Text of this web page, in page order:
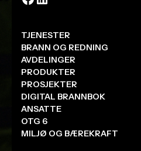
signerer.
TJENESTER
BRANN OG REDNING
AVDELINGER
PRODUKTER
PROSJEKTER
DIGITAL BRANNBOK
ANSATTE
OTG 6
MILJØ OG BÆREKRAFT